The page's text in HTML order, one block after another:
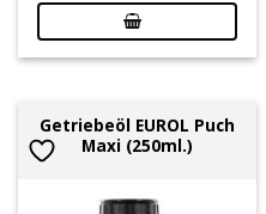
Getriebeöl EUROL Puch
Maxi (250ml.)